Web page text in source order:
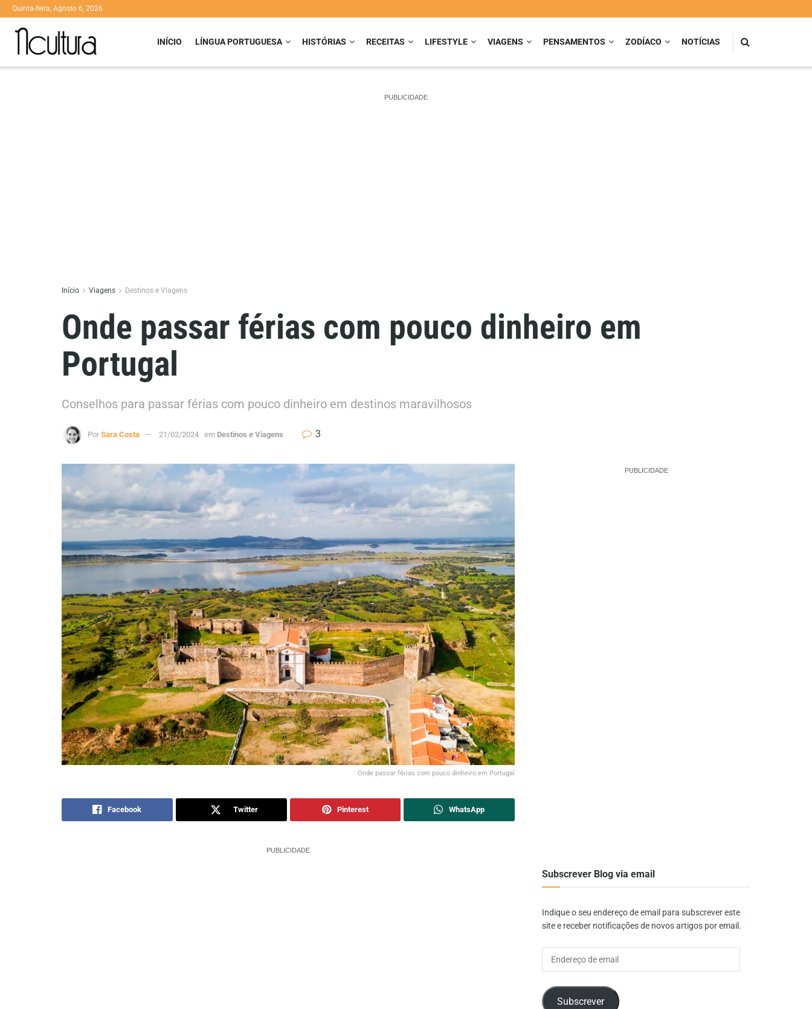
Quinta-feira, Agosto 6, 2026
INÍCIO LÍNGUA PORTUGUESA HISTÓRIAS RECEITAS LIFESTYLE VIAGENS PENSAMENTOS ZODÍACO NOTÍCIAS
PUBLICIDADE
Início Viagens Destinos e Viagens
Onde passar férias com pouco dinheiro em
Portugal
Conselhos para passar férias com pouco dinheiro em destinos maravilhosos
Por Sara Costa 21/02/2024 em Destinos e Viagens 3
Onde passar férias com pouco dinheiro em Portugal
Facebook Twitter Pinterest WhatsApp
PUBLICIDADE
PUBLICIDADE
Subscrever Blog via email
Indique o seu endereço de email para subscrever este
site e receber notificações de novos artigos por email.
Subscrever